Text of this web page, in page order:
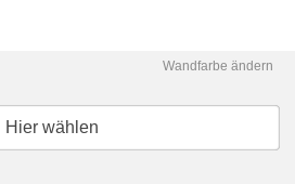
Wandfarbe ändern
Hier wählen